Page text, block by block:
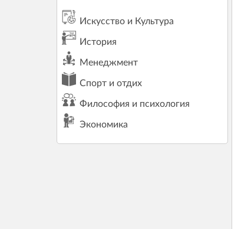
Искусство и Культура
История
Менеджмент
Спорт и отдих
Философия и психология
Экономика